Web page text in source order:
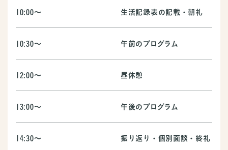
10:00～ 生活記録表の記載・朝礼
10:30～ 午前のプログラム
12:00～ 昼休憩
13:00～ 午後のプログラム
14:30～ 振り返り・個別面談・終礼